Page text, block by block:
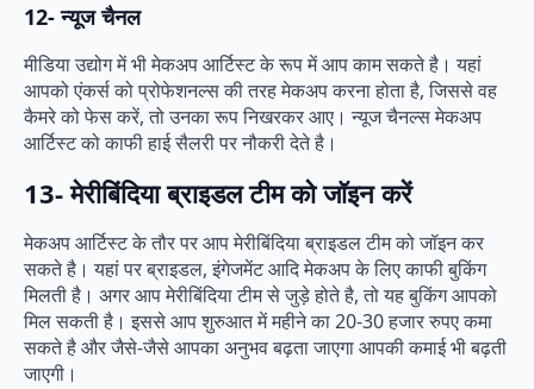
12- न्यूज चैनल
मीडिया उद्योग में भी मेकअप आर्टिस्ट के रूप में आप काम सकते है। यहां
आपको एंकर्स को प्रोफेशनल्स की तरह मेकअप करना होता है, जिससे वह
कैमरे को फेस करें, तो उनका रूप निखरकर आए। न्यूज चैनल्स मेकअप
आर्टिस्ट को काफी हाई सैलरी पर नौकरी देते है।
13- मेरीबिंदिया ब्राइडल टीम को जॉइन करें
मेकअप आर्टिस्ट के तौर पर आप मेरीबिंदिया ब्राइडल टीम को जॉइन कर
सकते है। यहां पर ब्राइडल, इंगेजमेंट आदि मेकअप के लिए काफी बुकिंग
मिलती है। अगर आप मेरीबिंदिया टीम से जुड़े होते है, तो यह बुकिंग आपको
मिल सकती है। इससे आप शुरुआत में महीने का 20-30 हजार रुपए कमा
सकते है और जैसे-जैसे आपका अनुभव बढ़ता जाएगा आपकी कमाई भी बढ़ती
जाएगी।